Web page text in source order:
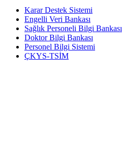
Karar Destek Sistemi
Engelli Veri Bankası
Sağlık Personeli Bilgi Bankası
Doktor Bilgi Bankası
Personel Bilgi Sistemi
ÇKYS-TSİM